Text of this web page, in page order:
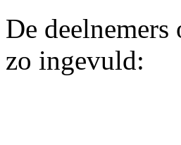
De
zo ingevuld: